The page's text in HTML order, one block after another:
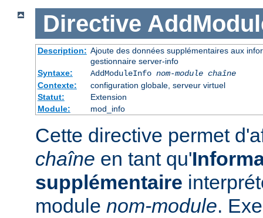
Directive
Description: Ajoute des données supplémentaires aux
gestionnaire server-info
Syntaxe:
AddModuleInfo nom-module chaîne
Contexte:
configuration globale, serveur virtuel
Statut:
Extension
Module:
mod_info
Cette directive permet
chaîne en tant qu'
supplémentaire
module nom-module.